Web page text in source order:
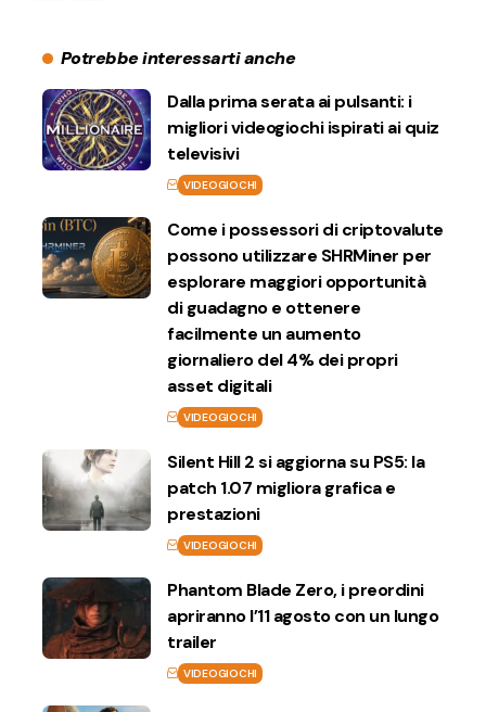
Potrebbe interessarti anche
Dalla prima serata ai pulsanti: i
migliori videogiochi ispirati ai quiz
televisivi
VIDEOGIOCHI
Come i possessori di criptovalute
possono utilizzare SHRMiner per
esplorare maggiori opportunità
di guadagno e ottenere
facilmente un aumento
giornaliero del 4% dei propri
asset digitali
VIDEOGIOCHI
Silent Hill 2 si aggiorna su PS5: la
patch 1.07 migliora grafica e
prestazioni
VIDEOGIOCHI
Phantom Blade Zero, i preordini
apriranno l’11 agosto con un lungo
trailer
VIDEOGIOCHI